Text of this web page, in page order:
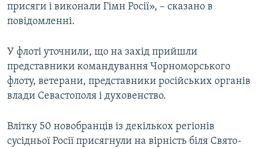
ДОЛУЧАЙСЯ!
Усі сайти RFE/RL
присяги і виконали Гімн Росії», – сказано в
повідомленні.
У флоті уточнили, що на захід прийшли
представники командування Чорноморського
флоту, ветерани, представники російських органів
влади Севастополя і духовенство.
Влітку 50 новобранців із декількох регіонів
сусідньої Росії присягнули на вірність біля Свято-